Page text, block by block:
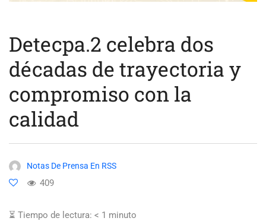
Detecpa.2 celebra dos
décadas de trayectoria y
compromiso con la
calidad
Notas De Prensa En RSS
409
⏳ Tiempo de lectura: < 1 minuto